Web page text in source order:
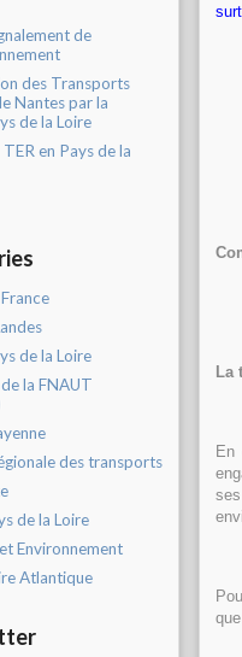
de
des Transports
Nantes par la
de la Loire
en Pays de la
de la Loire
la FNAUT
des transports
de la Loire
Environnement
Atlantique
La
En